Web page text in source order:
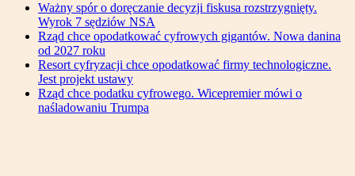
Ważny spór o doręczanie decyzji fiskusa rozstrzygnięty.
Wyrok 7 sędziów NSA
Rząd chce opodatkować cyfrowych gigantów. Nowa danina
od 2027 roku
Resort cyfryzacji chce opodatkować firmy technologiczne.
Jest projekt ustawy
Rząd chce podatku cyfrowego. Wicepremier mówi o
naśladowaniu Trumpa